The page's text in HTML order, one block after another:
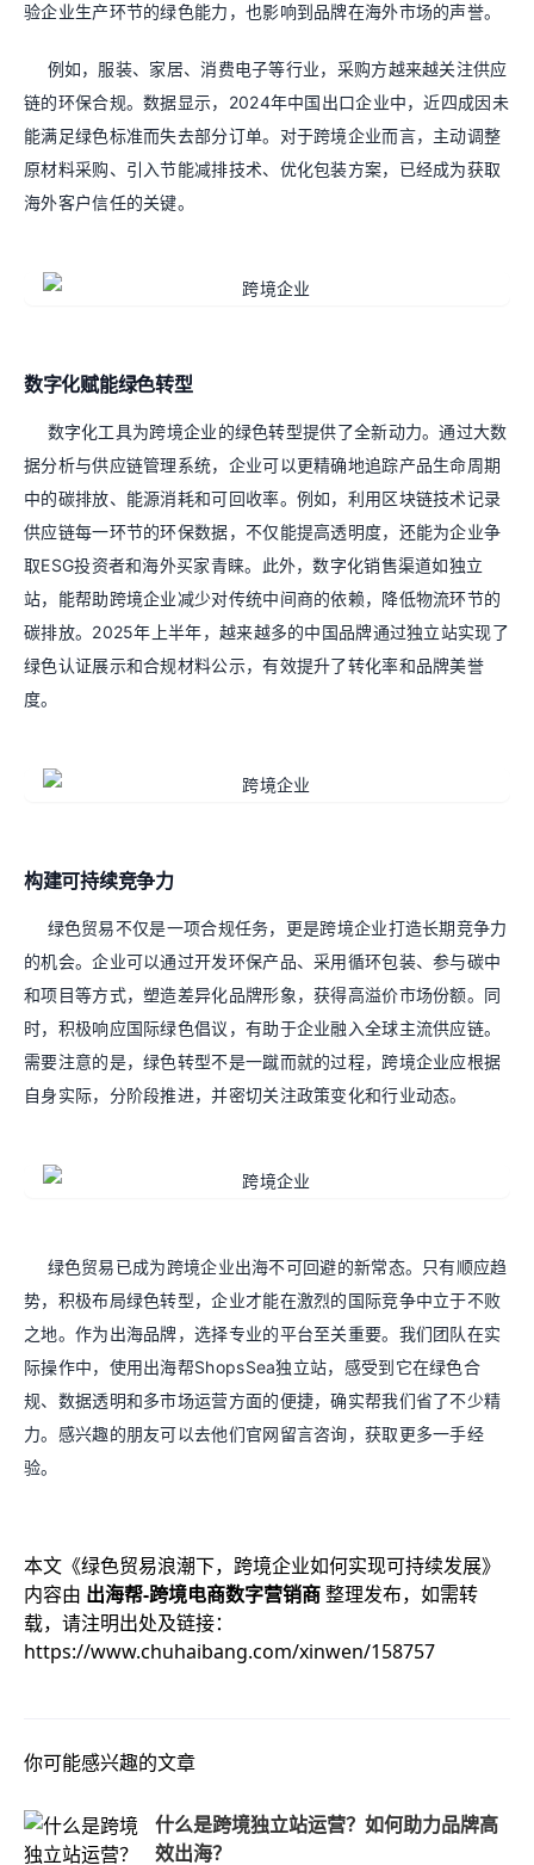
验企业生产环节的绿色能力，也影响到品牌在海外市场的声誉。
例如，服装、家居、消费电子等行业，采购方越来越关注供应
链的环保合规。数据显示，2024年中国出口企业中，近四成因未
能满足绿色标准而失去部分订单。对于跨境企业而言，主动调整
原材料采购、引入节能减排技术、优化包装方案，已经成为获取
海外客户信任的关键。
数字化赋能绿色转型
数字化工具为跨境企业的绿色转型提供了全新动力。通过大数
据分析与供应链管理系统，企业可以更精确地追踪产品生命周期
中的碳排放、能源消耗和可回收率。例如，利用区块链技术记录
供应链每一环节的环保数据，不仅能提高透明度，还能为企业争
取ESG投资者和海外买家青睐。此外，数字化销售渠道如独立
站，能帮助跨境企业减少对传统中间商的依赖，降低物流环节的
碳排放。2025年上半年，越来越多的中国品牌通过独立站实现了
绿色认证展示和合规材料公示，有效提升了转化率和品牌美誉
度。
构建可持续竞争力
绿色贸易不仅是一项合规任务，更是跨境企业打造长期竞争力
的机会。企业可以通过开发环保产品、采用循环包装、参与碳中
和项目等方式，塑造差异化品牌形象，获得高溢价市场份额。同
时，积极响应国际绿色倡议，有助于企业融入全球主流供应链。
需要注意的是，绿色转型不是一蹴而就的过程，跨境企业应根据
自身实际，分阶段推进，并密切关注政策变化和行业动态。
绿色贸易已成为跨境企业出海不可回避的新常态。只有顺应趋
势，积极布局绿色转型，企业才能在激烈的国际竞争中立于不败
之地。作为出海品牌，选择专业的平台至关重要。我们团队在实
际操作中，使用出海帮ShopsSea独立站，感受到它在绿色合
规、数据透明和多市场运营方面的便捷，确实帮我们省了不少精
力。感兴趣的朋友可以去他们官网留言咨询，获取更多一手经
验。
本文《绿色贸易浪潮下，跨境企业如何实现可持续发展》
内容由 出海帮-跨境电商数字营销商整理发布，如需转
载，请注明出处及链接：
https://www.chuhaibang.com/xinwen/158757
你可能感兴趣的文章
什么是跨境独立站运营？如何助力品牌高
效出海？